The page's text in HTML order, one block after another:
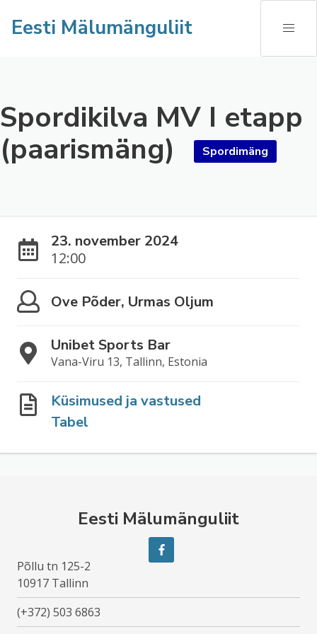
Eesti Mälumänguliit
Spordikilva MV I etapp
(paarismäng)
Spordimäng
23. november 2024
12:00
Ove Põder, Urmas Oljum
Unibet Sports Bar
Vana-Viru 13, Tallinn, Estonia
Küsimused ja vastused
Tabel
Eesti Mälumänguliit
Põllu tn 125-2
10917 Tallinn
(+372) 503 6863